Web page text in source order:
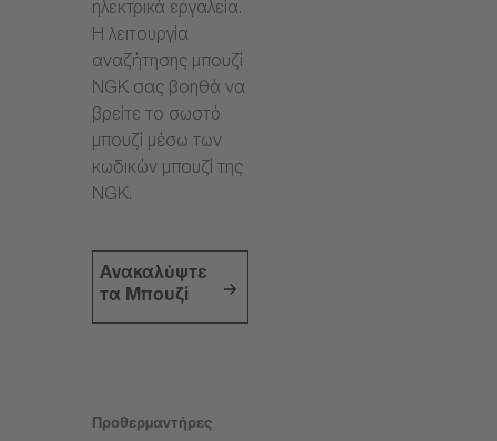
ηλεκτρικά εργαλεία.
Η λειτουργία
αναζήτησης μπουζί
NGK σας βοηθά να
βρείτε το σωστό
μπουζί μέσω των
κωδικών μπουζί της
NGK.
Ανακαλύψτε
τα Μπουζί
Προθερμαντήρες